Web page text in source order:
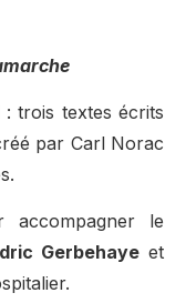
trois textes écrits
par Carl Norac
le
Gerbehaye et